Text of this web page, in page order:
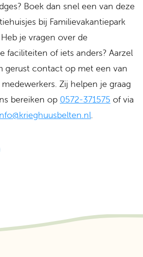
Boek dan snel een van deze
bij Familievakantiepark
je vragen over de
faciliteiten of iets anders? Aarzel
gerust contact op met een van
Zij helpen je graag
bereiken op 0572-371575 of via